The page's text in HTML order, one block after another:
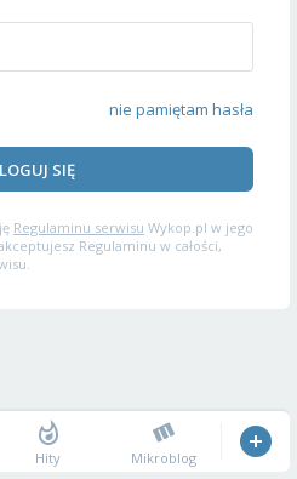
nie pamiętam hasła
SIĘ
Regulaminu serwisu Wykop.pl w jego
Regulaminu w całości,
Hity Mikroblog